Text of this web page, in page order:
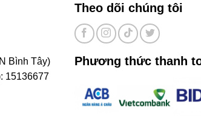
Bình Tây)
15136677
Theo dõi chúng tôi
Phương thức thanh